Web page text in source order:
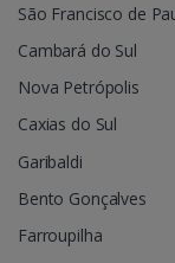
São Francisco de
Cambará do Sul
Nova Petrópolis
Caxias do Sul
Garibaldi
Bento Gonçalves
Farroupilha